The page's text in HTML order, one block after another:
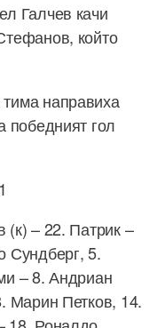
Галчев качи
който
направиха
победният гол
– 22. Патрик –
Сундберг, 5.
– 8. Андриан
Марин Петков, 14.